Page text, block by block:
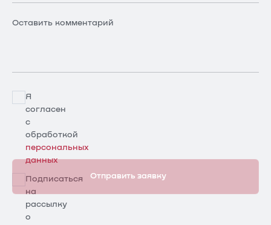
Оставить комментарий
Я
согласен
с
обработкой
персональных
данных
Подписаться
на
рассылку
о
Отправить заявку